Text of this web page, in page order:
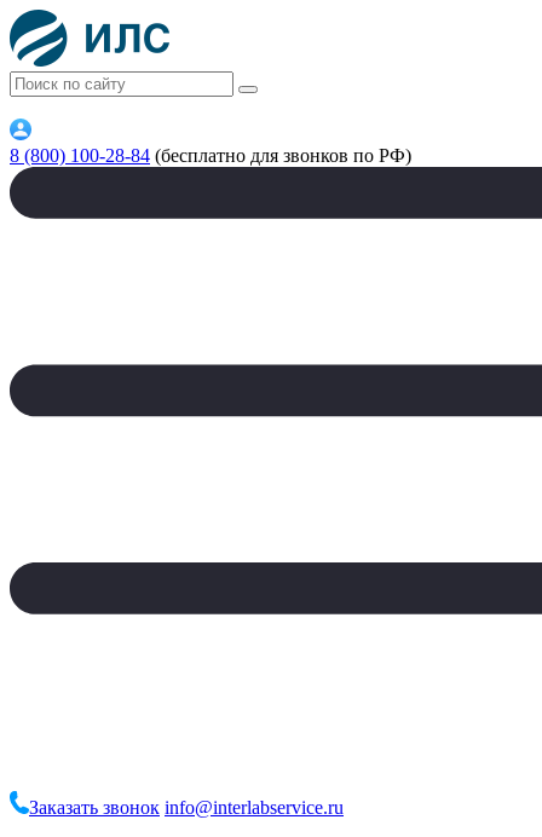
8 (800) 100-28-84 (бесплатно для звонков по РФ)
Заказать звонок info@interlabservice.ru